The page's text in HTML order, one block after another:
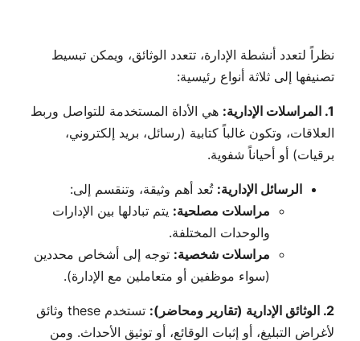
نظراً لتعدد أنشطة الإدارة، تتعدد الوثائق، ويمكن تبسيط
تصنيفها إلى ثلاثة أنواع رئيسية:
1. المراسلات الإدارية:
هي الأداة المستخدمة للتواصل وربط
العلاقات، وتكون غالباً كتابية (رسائل، بريد إلكتروني،
برقيات) أو أحياناً شفوية.
الرسائل الإدارية: تُعد أهم وثيقة، وتنقسم إلى:
مراسلات مصلحية: يتم تبادلها بين الإدارات
والوحدات المختلفة.
مراسلات شخصية: توجه إلى أشخاص محددين
(سواء موظفين أو متعاملين مع الإدارة).
2. الوثائق الإدارية (تقارير ومحاضر):
تستخدم these وثائق
لأغراض التبليغ، أو إثبات الوقائع، أو توثيق الأحداث. ومن